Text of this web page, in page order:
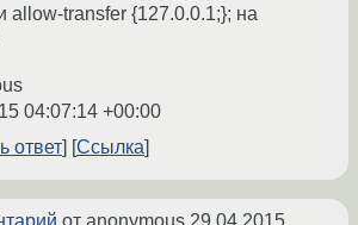
allow-transfer {127.0.0.1;}; на
04:07:14 +00:00
ответ
Ссылка